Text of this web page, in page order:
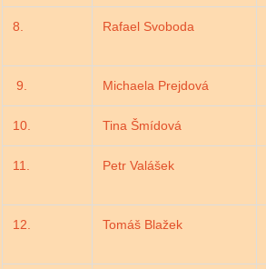
8. Rafael Svoboda
9. Michaela Prejdová
10. Tina Šmídová
11. Petr Valášek
12. Tomáš Blažek